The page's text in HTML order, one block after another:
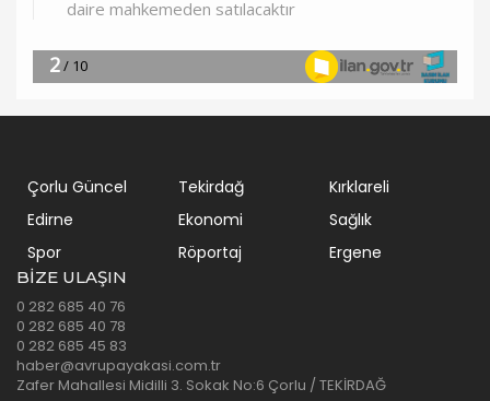
Çorlu Güncel Tekirdağ
Kırklareli
Edirne
Ekonomi
Sağlık
Spor
Röportaj Ergene
BIZE ULAŞIN
0 282 685 40 76
0 282 685 40 78
0 282 685 45 83
haber@avrupayakasi.com.tr
Zafer Mahallesi Midilli 3. Sokak No:6 Çorlu / TEKİRDAĞ